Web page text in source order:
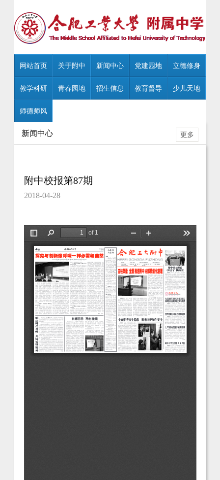
网站首页 关于附中 新闻中心 党建园地 立德修身
教学科研 青春园地 招生信息 教育督导 少儿天地
师德师风
更多
新闻中心
附中校报第87期
2018-04-28